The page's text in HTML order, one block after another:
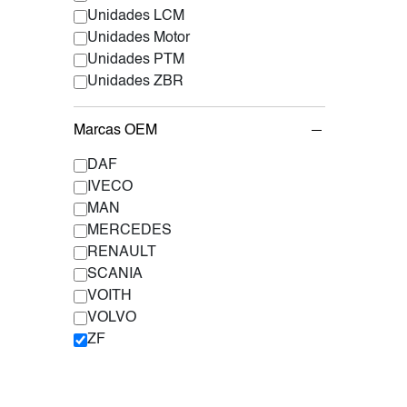
Unidades LCM
Unidades Motor
Unidades PTM
Unidades ZBR
Marcas OEM
DAF
IVECO
MAN
MERCEDES
RENAULT
SCANIA
VOITH
VOLVO
ZF